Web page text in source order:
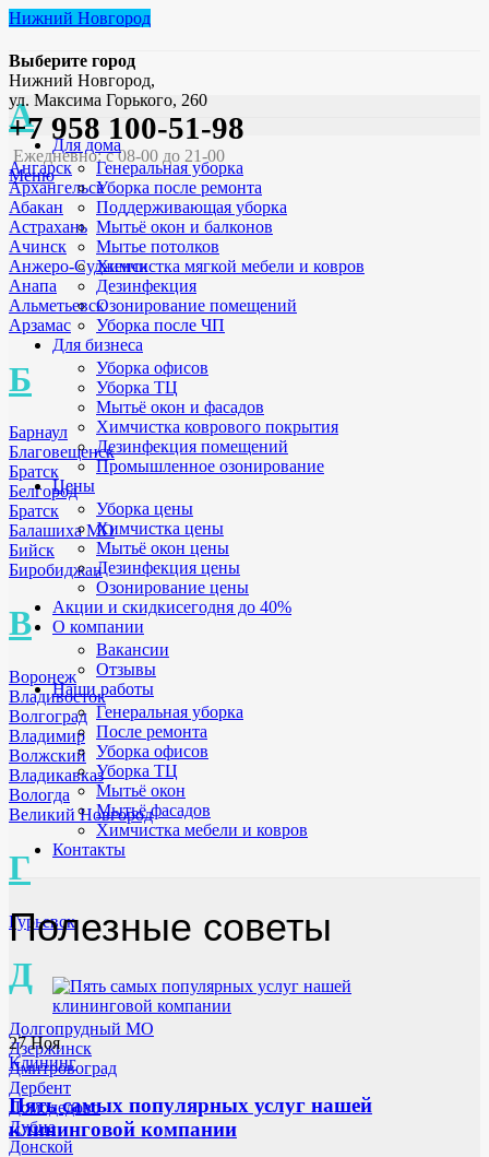
Нижний Новгород
Выберите город
А
Ангарск
Архангельск
Абакан
Астрахань
Ачинск
Анжеро-Судженск
Анапа
Альметьевск
Арзамас
Б
Барнаул
Благовещенск
Братск
Белгород
Братск
Балашиха МО
Бийск
Биробиджан
В
Воронеж
Владивосток
Волгоград
Владимир
Волжский
Владикавказ
Вологда
Великий Новгород
Г
Гурьевск
Д
Долгопрудный МО
Дзержинск
Дмитровоград
Дербент
Домодедово
Дубна
Донской
Нижний Новгород,
ул. Максима Горького, 260
+7 958 100-51-98
Ежедневно: с 08-00 до 21-00
Меню
Для дома
Генеральная уборка
Уборка после ремонта
Поддерживающая уборка
Мытьё окон и балконов
Мытье потолков
Химчистка мягкой мебели и ковров
Дезинфекция
Озонирование помещений
Уборка после ЧП
Для бизнеса
Уборка офисов
Уборка ТЦ
Мытьё окон и фасадов
Химчистка коврового покрытия
Дезинфекция помещений
Промышленное озонирование
Цены
Уборка цены
Химчистка цены
Мытьё окон цены
Дезинфекция цены
Озонирование цены
Акции и скидкисегодня до 40%
О компании
Вакансии
Отзывы
Наши работы
Генеральная уборка
После ремонта
Уборка офисов
Уборка ТЦ
Мытьё окон
Мытьё фасадов
Химчистка мебели и ковров
Контакты
Полезные советы
27Ноя
Клининг
Пять самых популярных услуг нашей
клининговой компании